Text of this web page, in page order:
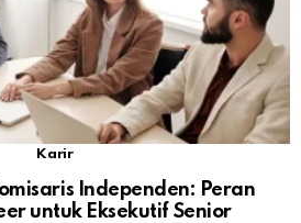
Karir
Independen: Peran
untuk Eksekutif Senior